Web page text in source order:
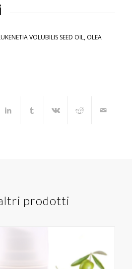
VOLUBILIS SEED OIL, OLEA
prodotti